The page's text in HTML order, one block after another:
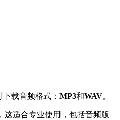
载音频格式： MP3和WAV。
这适合专业使用，包括音频版